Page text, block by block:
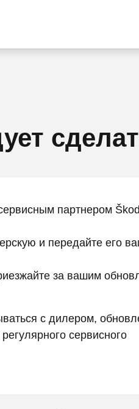
партнером
и передайте его
за вашим
с дилером,
сервисного